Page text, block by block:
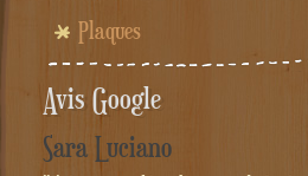
Plaques
Avis Google
Sara Luciano